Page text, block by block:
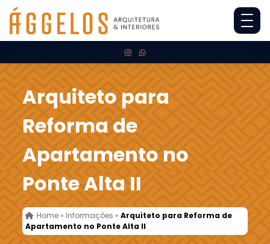
Arquiteto para
Reforma de
Apartamento no
Ponte Alta II
Home » Informações »Arquiteto para Reforma de
Apartamento no Ponte Alta II